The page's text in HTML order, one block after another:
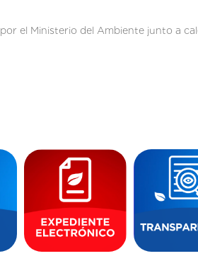
el Ministerio del Ambiente junto a